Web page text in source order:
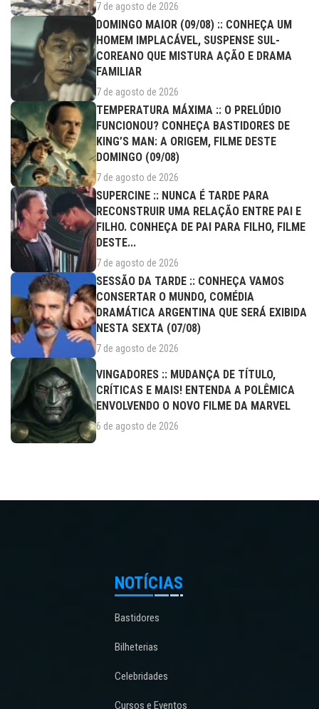
7 de agosto de 2026
DOMINGO MAIOR (09/08) :: CONHEÇA UM
HOMEM IMPLACÁVEL, SUSPENSE SUL-
COREANO QUE MISTURA AÇÃO E DRAMA
FAMILIAR
7 de agosto de 2026
TEMPERATURA MÁXIMA :: O PRELÚDIO
FUNCIONOU? CONHEÇA BASTIDORES DE
KING’S MAN: A ORIGEM, FILME DESTE
DOMINGO (09/08)
7 de agosto de 2026
SUPERCINE :: NUNCA É TARDE PARA
RECONSTRUIR UMA RELAÇÃO ENTRE PAI E
FILHO. CONHEÇA DE PAI PARA FILHO, FILME
DESTE...
7 de agosto de 2026
SESSÃO DA TARDE :: CONHEÇA VAMOS
CONSERTAR O MUNDO, COMÉDIA
DRAMÁTICA ARGENTINA QUE SERÁ EXIBIDA
NESTA SEXTA (07/08)
7 de agosto de 2026
VINGADORES :: MUDANÇA DE TÍTULO,
CRÍTICAS E MAIS! ENTENDA A POLÊMICA
ENVOLVENDO O NOVO FILME DA MARVEL
6 de agosto de 2026
NOTÍCIAS
Bastidores
Bilheterias
Celebridades
Cursos e Eventos